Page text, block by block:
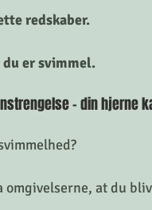
redskaber.
er svimmel.
- din hjerne
at du